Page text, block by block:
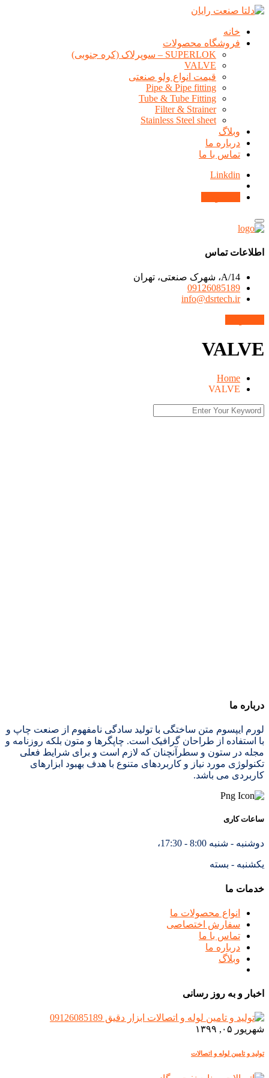
خانه
فروشگاه محصولات
SUPERLOK – سوپرلاک (کره جنوبی)
VALVE
قیمت انواع ولو صنعتی
Pipe & Pipe fitting
Tube & Tube Fitting
Filter & Strainer
Stainless Steel sheet
وبلاگ
درباره ما
تماس با ما
Linkdin
اطلاعات تماس
14/A، شهرک صنعتی، تهران
09126085189
info@dsrtech.ir
VALVE
Home
VALVE
درباره ما
لورم ایپسوم متن ساختگی با تولید سادگی نامفهوم از صنعت چاپ و
با استفاده از طراحان گرافیک است. چاپگرها و متون بلکه روزنامه و
مجله در ستون و سطرآنچنان که لازم است و برای شرایط فعلی
تکنولوژی مورد نیاز و کاربردهای متنوع با هدف بهبود ابزارهای
کاربردی می باشد.
ساعات کاری
دوشنبه - شنبه 8:00 - 17:30،
یکشنبه - بسته
خدمات ما
انواع محصولات ما
سفارش اختصاصی
تماس با ما
درباره ما
وبلاگ
اخبار و به روز رسانی
شهریور ۰۵, ۱۳۹۹
تولید و تامین لوله و اتصالات